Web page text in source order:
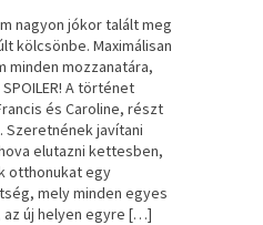
nagyon jókor talált meg
kölcsönbe. Maximálisan
minden mozzanatára,
A történet
és Caroline, részt
Szeretnének javítani
elutazni kettesben,
otthonukat egy
mely minden egyes
új helyen egyre […]